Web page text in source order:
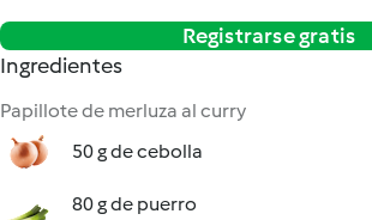
Registrarse gratis
Ingredientes
Papillote de merluza al curry
50 g de cebolla
80 g de puerro